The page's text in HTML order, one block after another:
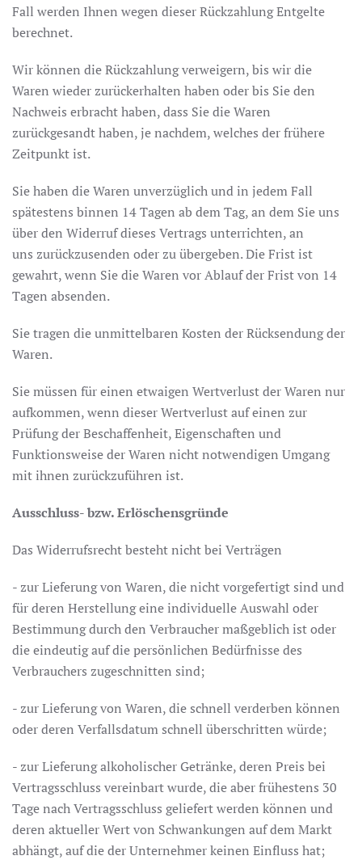
Fall werden Ihnen wegen dieser Rückzahlung Entgelte
berechnet.
Wir können die Rückzahlung verweigern, bis wir die
Waren wieder zurückerhalten haben oder bis Sie den
Nachweis erbracht haben, dass Sie die Waren
zurückgesandt haben, je nachdem, welches der frühere
Zeitpunkt ist.
Sie haben die Waren unverzüglich und in jedem Fall
spätestens binnen 14 Tagen ab dem Tag, an dem Sie uns
über den Widerruf dieses Vertrags unterrichten, an
uns zurückzusenden oder zu übergeben. Die Frist ist
gewahrt, wenn Sie die Waren vor Ablauf der Frist von 14
Tagen absenden.
Sie tragen die unmittelbaren Kosten der Rücksendung der
Waren.
Sie müssen für einen etwaigen Wertverlust der Waren nur
aufkommen, wenn dieser Wertverlust auf einen zur
Prüfung der Beschaffenheit, Eigenschaften und
Funktionsweise der Waren nicht notwendigen Umgang
mit ihnen zurückzuführen ist.
Ausschluss- bzw. Erlöschensgründe
Das Widerrufsrecht besteht nicht bei Verträgen
- zur Lieferung von Waren, die nicht vorgefertigt sind und
für deren Herstellung eine individuelle Auswahl oder
Bestimmung durch den Verbraucher maßgeblich ist oder
die eindeutig auf die persönlichen Bedürfnisse des
Verbrauchers zugeschnitten sind;
- zur Lieferung von Waren, die schnell verderben können
oder deren Verfallsdatum schnell überschritten würde;
- zur Lieferung alkoholischer Getränke, deren Preis bei
Vertragsschluss vereinbart wurde, die aber frühestens 30
Tage nach Vertragsschluss geliefert werden können und
deren aktueller Wert von Schwankungen auf dem Markt
abhängt, auf die der Unternehmer keinen Einfluss hat;